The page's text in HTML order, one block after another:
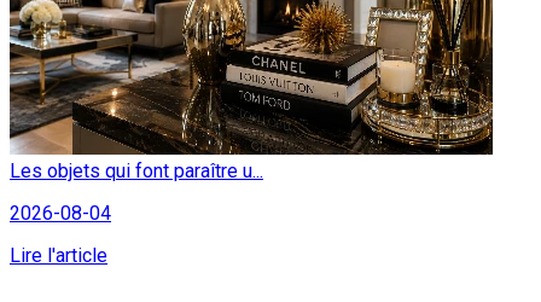
Les objets qui font paraître u...
2026-08-04
Lire l'article